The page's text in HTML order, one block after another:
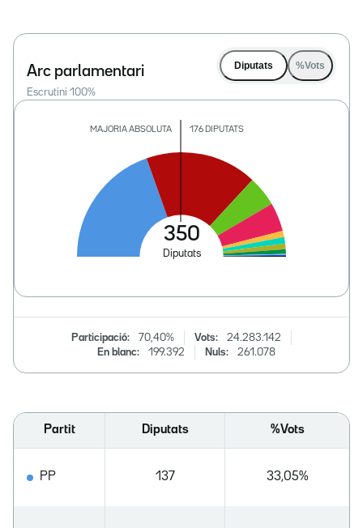
Arc parlamentari
Escrutini 100%
Diputats %Vots
Participació: 70,40% Vots:
24.283.142
En blanc:
199.392 Nuls: 261.078
Partit Diputats %Vots
PP 137 33,05%